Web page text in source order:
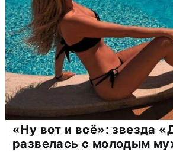
«Ну вот и всё»: звезда
развелась с молодым